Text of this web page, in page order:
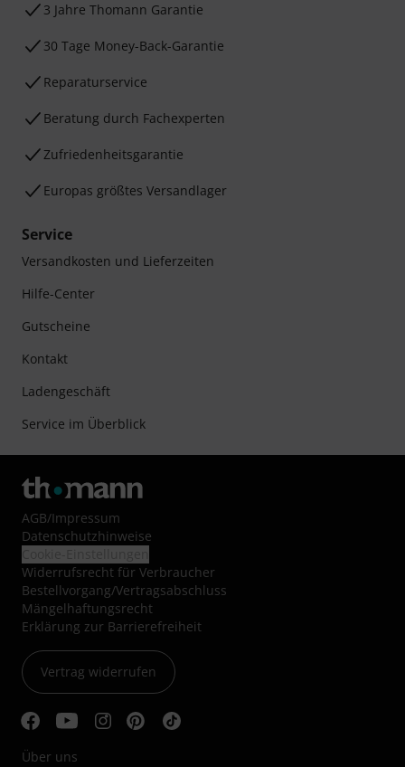
3 Jahre Thomann Garantie
30 Tage Money-Back-Garantie
Reparaturservice
Beratung durch Fachexperten
Zufriedenheitsgarantie
Europas größtes Versandlager
Service
Versandkosten und Lieferzeiten
Hilfe-Center
Gutscheine
Kontakt
Ladengeschäft
Service im Überblick
AGB/Impressum
Datenschutzhinweise
Widerrufsrecht für Verbraucher
Bestellvorgang/Vertragsabschluss
Mängelhaftungsrecht
Erklärung zur Barrierefreiheit
Vertrag widerrufen
Über uns